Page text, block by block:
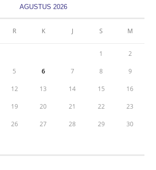
AGUSTUS 2026
R K J S M
1 2
5 6 7 8 9
12 13 14 15 16
19 20 21 22 23
26 27 28 29 30